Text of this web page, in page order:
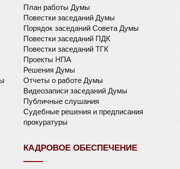
План работы Думы
Повестки заседаний Думы
Порядок заседаний Совета Думы
Повестки заседаний ПДК
Повестки заседаний ТГК
Проекты НПА
Решения Думы
Отчеты о работе Думы
Видеозаписи заседаний Думы
Публичные слушания
Судебные решения и предписания
прокуратуры
КАДРОВОЕ ОБЕСПЕЧЕНИЕ